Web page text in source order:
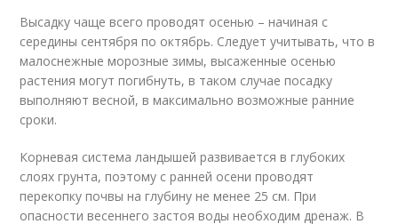
Высадку чаще всего проводят осенью – начиная с
середины сентября по октябрь. Следует учитывать, что в
малоснежные морозные зимы, высаженные осенью
растения могут погибнуть, в таком случае посадку
выполняют весной, в максимально возможные ранние
сроки.
Корневая система ландышей развивается в глубоких
слоях грунта, поэтому с ранней осени проводят
перекопку почвы на глубину не менее 25 см. При
опасности весеннего застоя воды необходим дренаж. В